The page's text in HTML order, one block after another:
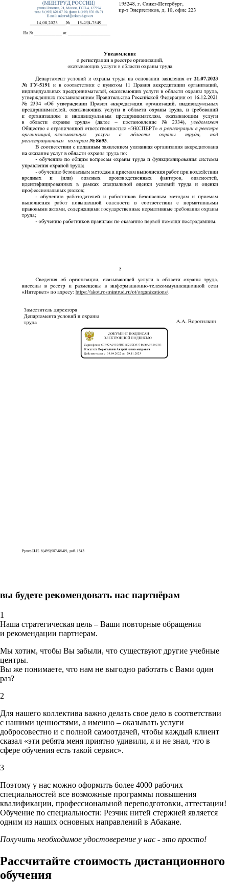
вы будете рекомендовать нас партнёрам
1
Наша стратегическая цель – Ваши повторные обращения
и рекомендации партнерам.
Мы хотим, чтобы Вы забыли, что существуют другие учебные
центры.
Вы же понимаете, что нам не выгодно работать с Вами один
раз?
2
Для нашего коллектива важно делать свое дело в соответствии
с нашими ценностями, а именно – оказывать услуги
добросовестно и с полной самоотдачей, чтобы каждый клиент
сказал «эти ребята меня приятно удивили, я и не знал, что в
сфере обучения есть такой сервис».
3
Поэтому у нас можно оформить более 4000 рабочих
специальностей все возможные программы повышения
квалификации, профессиональной переподготовки, аттестации!
Обучение по специальности: Резчик нитей стержней является
одним из наших основных направлений в Абакане.
Получить необходимое удостоверение у нас - это просто!
Рассчитайте стоимость дистанционного
обучения